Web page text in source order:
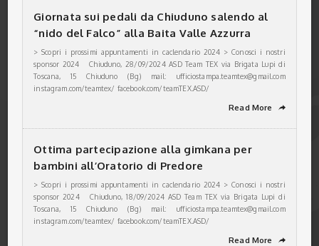
Giornata sui pedali da Chiuduno salendo al
“nido del Falco” alla Baita Valle Azzurra
> Scopri i prossimi appuntamenti in caclendario 2024 > Conosci i nostri
sponsor 2024 Chiuduno, 28/09/2024 ASD Team TEX via Brigata Lupi di
Toscana, 15 Chiuduno (Bg) mail: ufficiostampa.teamtex@gmail.com
instagram.com/teamtex/ facebook.com/teamTEX.ASD/
Read More ➦
Ottima partecipazione alla gimkana per
bambini all’Oratorio di Predore
> Scopri i prossimi appuntamenti in caclendario 2024 > Conosci i nostri
sponsor 2024 Chiuduno, 18/09/2024 ASD Team TEX via Brigata Lupi di
Toscana, 15 Chiuduno (Bg) mail: ufficiostampa.teamtex@gmail.com
instagram.com/teamtex/ facebook.com/teamTEX.ASD/
Read More ➦